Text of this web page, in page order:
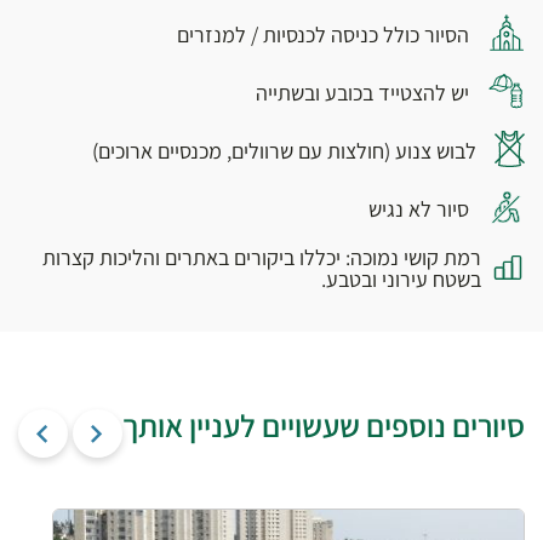
הסיור כולל כניסה לכנסיות / למנזרים
יש להצטייד בכובע ובשתייה
לבוש צנוע (חולצות עם שרוולים, מכנסיים ארוכים)
סיור לא נגיש
רמת קושי נמוכה: יכללו ביקורים באתרים והליכות קצרות
בשטח עירוני ובטבע.
סיורים נוספים שעשויים לעניין אותך